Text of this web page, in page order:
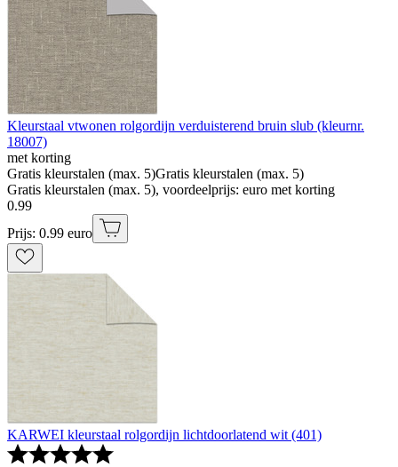
Kleurstaal vtwonen rolgordijn verduisterend bruin slub (kleurnr.
18007)
met korting
Gratis kleurstalen (max. 5)Gratis kleurstalen (max. 5)
Gratis kleurstalen (max. 5), voordeelprijs: euro met korting
0.99
Prijs: 0.99 euro
KARWEI kleurstaal rolgordijn lichtdoorlatend wit (401)